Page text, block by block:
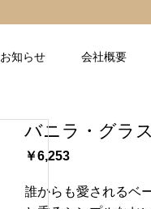
お知らせ 会社概要
バニラ・グラス
￥6,253
誰からも愛されるベ